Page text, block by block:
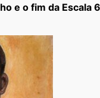
e o fim da Escala